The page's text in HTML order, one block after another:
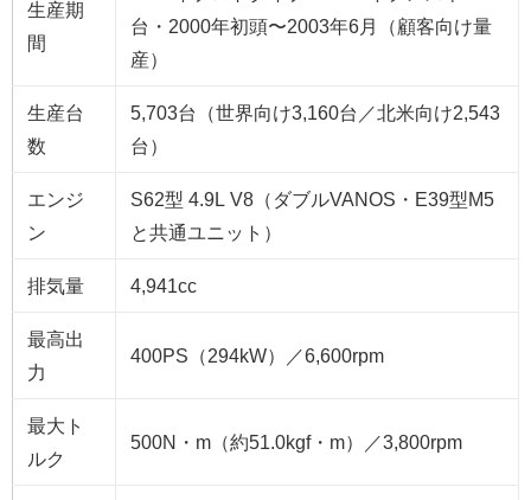
生産期
間
台・2000年初頭〜2003年6月（顧客向け量
産）
生産台
数
5,703台（世界向け3,160台／北米向け2,543
台）
エンジ
ン
S62型 4.9L V8（ダブルVANOS・E39型M5
と共通ユニット）
排気量 4,941cc
最高出
力
400PS（294kW）／6,600rpm
最大ト
ルク
500N・m（約51.0kgf・m）／3,800rpm